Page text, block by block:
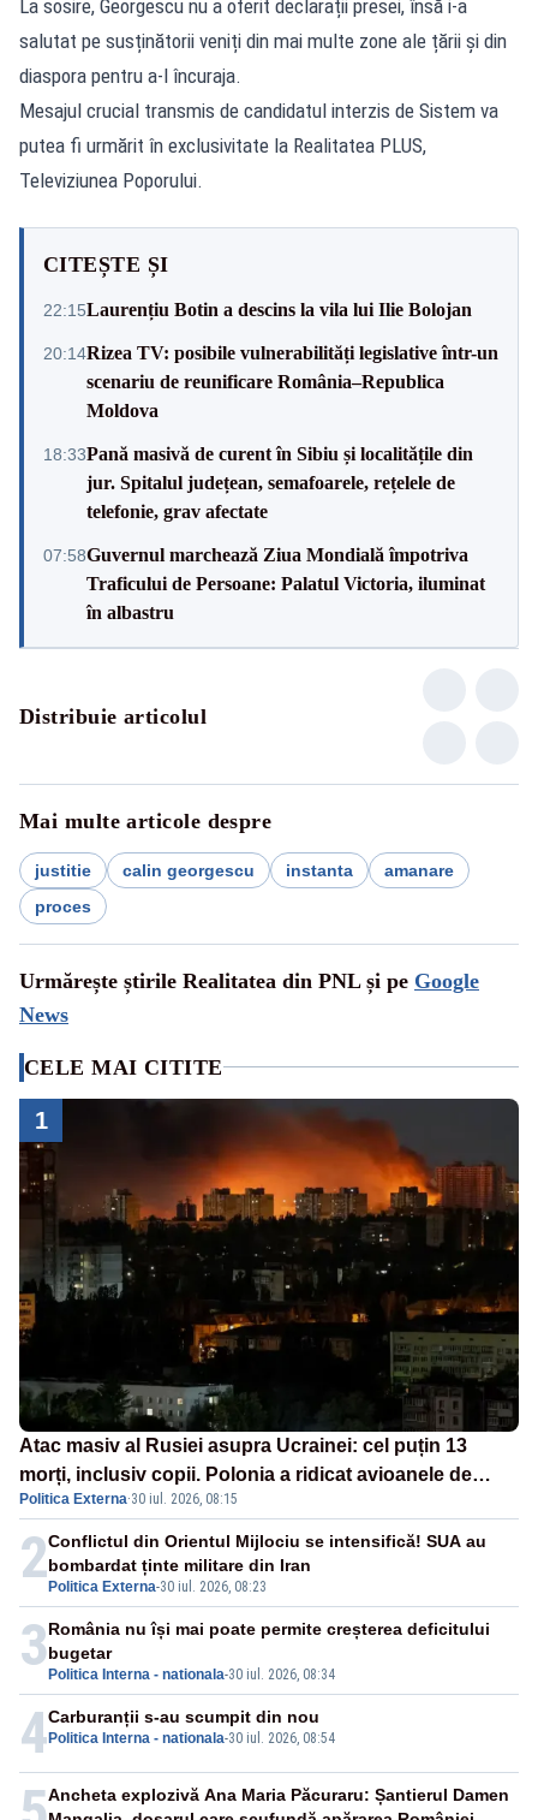
La sosire, Georgescu nu a oferit declarații presei, însă i-a
salutat pe susținătorii veniți din mai multe zone ale țării și din
diaspora pentru a-l încuraja.
Mesajul crucial transmis de candidatul interzis de Sistem va
putea fi urmărit în exclusivitate la Realitatea PLUS,
Televiziunea Poporului.
CITEȘTE ȘI
22:15Laurențiu Botin a descins la vila lui Ilie Bolojan
20:14Rizea TV: posibile vulnerabilități legislative într-un
scenariu de reunificare România–Republica
Moldova
18:33Pană masivă de curent în Sibiu și localitățile din
jur. Spitalul județean, semafoarele, rețelele de
telefonie, grav afectate
07:58Guvernul marchează Ziua Mondială împotriva
Traficului de Persoane: Palatul Victoria, iluminat
în albastru
Distribuie articolul
Mai multe articole despre
justitie calin georgescu instanta
amanare
proces
Urmărește știrile Realitatea din PNL și pe Google
News
CELE MAI CITITE
1
Atac masiv al Rusiei asupra Ucrainei: cel puțin 13
morți, inclusiv copii. Polonia a ridicat avioanele de
vânătoare
Politica Externa·30 iul. 2026, 08:15
2 Politica Externa-30 iul. 2026, 08:23
Conflictul din Orientul Mijlociu se intensifică! SUA au
bombardat ținte militare din Iran
3 Politica Interna - nationala-30 iul. 2026, 08:34
România nu își mai poate permite creșterea deficitului
bugetar
4 Politica Interna - nationala-30 iul. 2026, 08:54
Carburanții s-au scumpit din nou
Ancheta explozivă Ana Maria Păcuraru: Șantierul Damen